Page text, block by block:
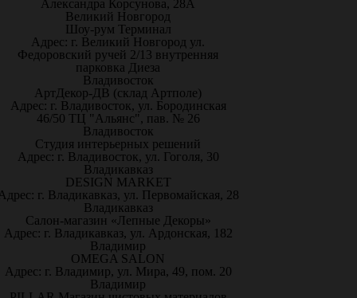
Александра Корсунова, 28А
Великий Новгород
Шоу-рум Терминал
Адрес: г. Великий Новгород ул.
Федоровский ручей 2/13 внутренняя
парковка Диеза
Владивосток
АртДекор-ДВ (склад Артполе)
Адрес: г. Владивосток, ул. Бородинская
46/50 ТЦ "Альянс", пав. № 26
Владивосток
Студия интерьерных решений
Адрес: г. Владивосток, ул. Гоголя, 30
Владикавказ
DESIGN MARKET
г. Владикавказ, ул. Первомайская, 28
Владикавказ
Салон-магазин «Лепные Декоры»
Адрес: г. Владикавказ, ул. Ардонская, 182
Владимир
OMEGA SALON
Адрес: г. Владимир, ул. Мира, 49, пом. 20
Владимир